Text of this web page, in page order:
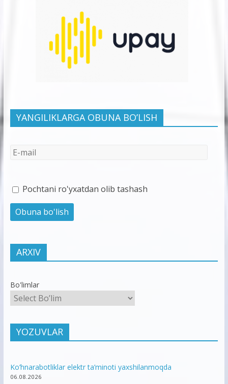
YANGILIKLARGA OBUNA BO’LISH
Pochtani ro'yxatdan olib tashash
ARXIV
Bo'limlar
YOZUVLAR
Ko’hnarabotliklar elektr ta’minoti yaxshilanmoqda
06.08.2026